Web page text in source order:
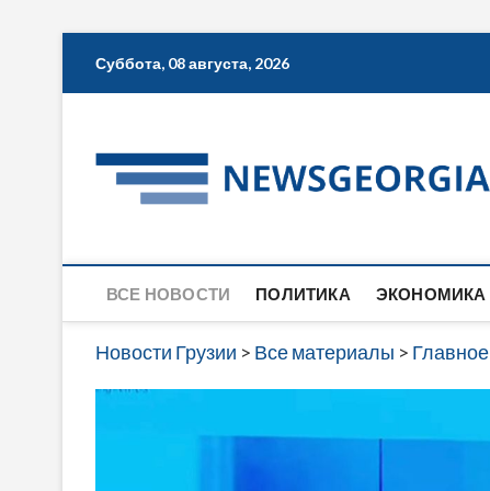
Суббота, 08 августа, 2026
ВСЕ НОВОСТИ ПОЛИТИКА ЭКОНОМИКА
Новости Грузии > Все материалы > Главное